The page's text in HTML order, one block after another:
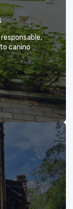
de
canino
para tu